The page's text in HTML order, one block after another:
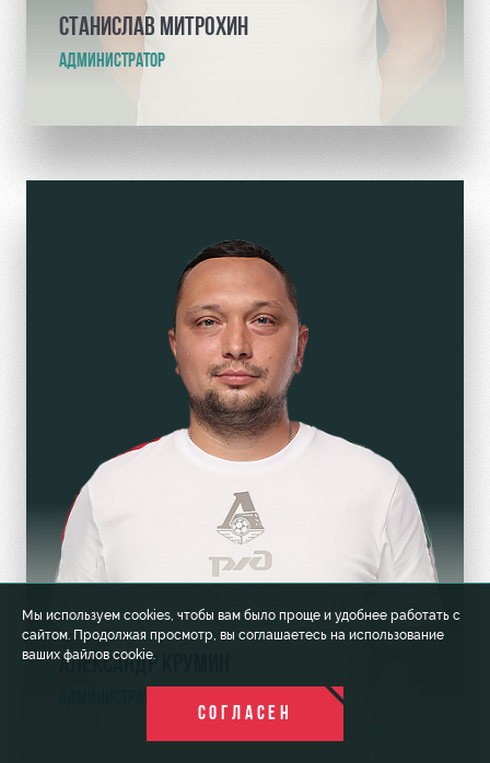
Мы используем cookies, чтобы вам было проще и удобнее работать с
сайтом. Продолжая просмотр, вы соглашаетесь на использование
ваших файлов cookie.
СОГЛАСЕН
СТАНИСЛАВ МИТРОХИН
АДМИНИСТРАТОР
АЛЕКСАНДР КРУМИН